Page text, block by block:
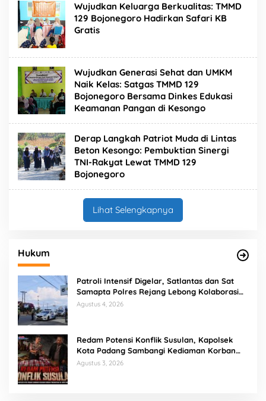
Wujudkan Keluarga Berkualitas: TMMD
129 Bojonegoro Hadirkan Safari KB
Gratis
Wujudkan Generasi Sehat dan UMKM
Naik Kelas: Satgas TMMD 129
Bojonegoro Bersama Dinkes Edukasi
Keamanan Pangan di Kesongo
Derap Langkah Patriot Muda di Lintas
Beton Kesongo: Pembuktian Sinergi
TNI-Rakyat Lewat TMMD 129
Bojonegoro
Lihat Selengkapnya
Hukum
Patroli Intensif Digelar, Satlantas dan Sat
Samapta Polres Rejang Lebong Kolaborasi
Berantas Balap Liar
Agustus 4, 2026
Redam Potensi Konflik Susulan, Kapolsek
Kota Padang Sambangi Kediaman Korban
Penganiayaan di Lubuk Mumpo
Agustus 3, 2026